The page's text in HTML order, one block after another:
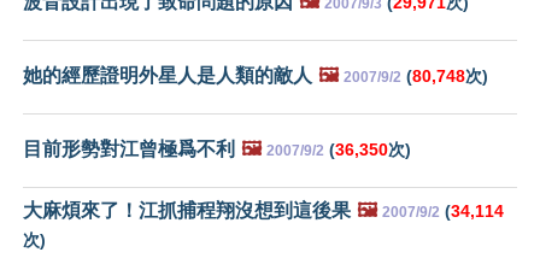
她的經歷證明外星人是人類的敵人 🖼️ 2007/9/2 (80,748次)
目前形勢對江曾極爲不利 🖼️ 2007/9/2 (36,350次)
大麻煩來了！江抓捕程翔沒想到這後果 🖼️ 2007/9/2 (34,114
次)